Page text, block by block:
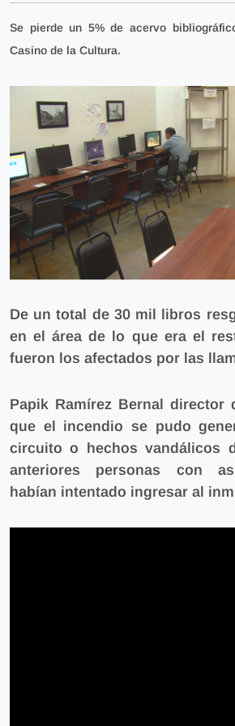
Se pierde un 5% de acervo
Casino de la Cultura.
De un total de 30 mil libros
en el área de lo que era el
fueron los afectados por las
Papik Ramírez Bernal director
que el incendio se pudo
circuito o hechos vandálicos
anteriores personas con
habían intentado ingresar al